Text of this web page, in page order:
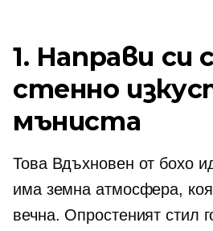
1. Направи си
стенно
мъниста
Това Вдъхновен от бохо
има земна атмосфера,
вечна. Опростеният стил